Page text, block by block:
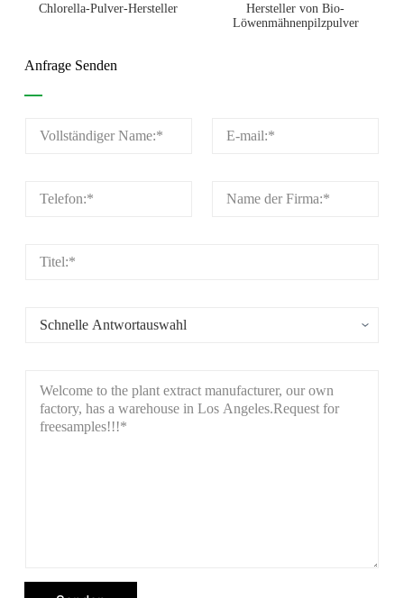
Chlorella-Pulver-Hersteller
Hersteller von Bio-
Löwenmähnenpilzpulver
Anfrage Senden